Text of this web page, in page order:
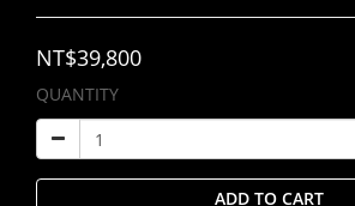
NT$39,800
QUANTITY
ADD TO CART